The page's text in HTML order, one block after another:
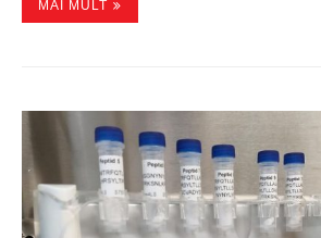
MAI MULT